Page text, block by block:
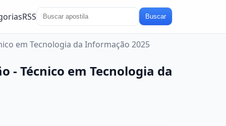
RSS Buscar
em Tecnologia da Informação 2025
- Técnico em Tecnologia da